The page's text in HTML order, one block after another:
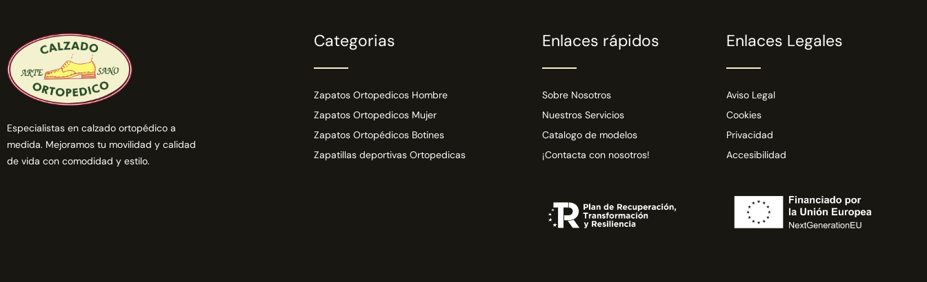
Especialistas en calzado ortopédico a
medida. Mejoramos tu movilidad y calidad
de vida con comodidad y estilo.
Categorias
Zapatos Ortopedicos Hombre
Zapatos Ortopedicos Mujer
Zapatos Ortopédicos Botines
Zapatillas deportivas Ortopedicas
Enlaces rápidos
Sobre Nosotros
Nuestros Servicios
Catalogo de modelos
¡Contacta con nosotros!
Enlaces Legales
Aviso Legal
Cookies
Privacidad
Accesibilidad